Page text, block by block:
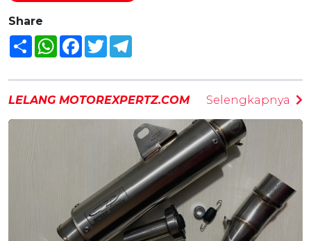
Share
Share WhatsAppFacebook
Twitter
LELANG MOTOREXPERTZ.COM Selengkapnya